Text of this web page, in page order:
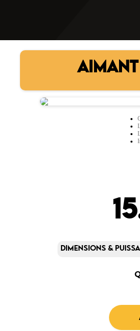
AIMANT
DIMENSIONS &